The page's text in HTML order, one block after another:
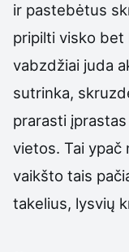
ir pastebėtus
pripilti visko bet
vabzdžiai juda
sutrinka,
prarasti
vietos. Tai ypač
vaikšto tais
takelius, lysvių